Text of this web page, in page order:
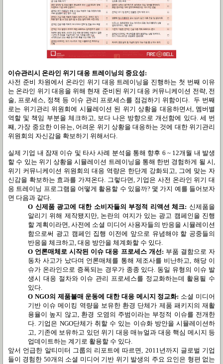
이슈관리시 온라인 위기 대응 트레이닝의 중요성:
사전 준비 차원에서 온라인 위기 대응 트레이닝을 진행하는 첫 번째 이유
는 온라인 위기 대응을 위해 현재 준비된 위기 대응 커뮤니케이션 전략, 전
술, 프로세스, 정책 등 이슈 관리 프로세스를 점검하기 위함이다. 두 번째
로는 위기관리 위원회에 시뮬레이션 된 위기 상황을 대응하면서, 멤버별
역할 및 책임 부분을 체크하고, 보다 나은 방향으로 개선함에 있다. 세 번
째, 가장 중요한 이유는, 어려운 위기 상황을 대응하는 것에 대한 위기관리
위원회의 자신감을 확보하기 위해서다.
실제 기업 내 잠재 이슈 및 타사 사례 분석을 통해 향후 6 ~ 12개월 내 발생
할 수 있는 위기 상황을 시뮬레이션 트레이닝을 통해 한번 경험하게 될 시,
위기 커뮤니케이션 위원회의 대응 역량은 한단계 강화되고, 그에 맞는 자
신감을 확보하는 효과를 가져온다. 그렇다면, 기업은 사전 온라인 위기 대
응 트레이닝 프로그램을 어떻게 활용할 수 있을까? 몇 가지 예를 들어보자
면 다음과 같다.
O 신제품 광고에 대한 소비자들의 부정적 리액션 체크: 신제품을
알리기 위해 제작됐지만, 논란의 여지가 있는 광고 캠페인을 진행
할 계획이라면, 사전에 소셜 미디어 사용자들의 반응을 시뮬레이션
함으로써 광고 캠페인 집행 이전에 앞으로 유념해야 할 공중들의
반응을 체크하고, 대응 방안을 체계화할 수 있다.
O 언론매체로 시작된 이슈 대응 프로세스 개선: 부품 결함으로 자
동차 사고가 났다며 언론매체를 통해 제조사를 비난하고, 해당 이
슈가 온라인으로 증폭되는 경우가 종종 있다. 동일 유형의 이슈 발
생시 대응 절차와 이슈 관리 프로세스를 정교화하는데 활용될 수
있다.
O NGO의 제품불매 운동에 대한 대응 메시지 정교화: 소셜 미디어
기반 이슈 메이킹 역량을 보유한 환경 단체가 제품 패키지의 재활
용율이 높지 않고, 환경 오염의 주범이라는 부정적 이슈를 전개한
다. 기업은 NGO단체가 취할 수 있는 이슈화 방안을 시뮬레이션하
고, 기존에 보유하고 있던 위기 대응 매뉴얼과 대응 핵심 메시지 등
업데이트하는 계기로 활용할 수 있다.
앞서 언급한 알티미터 그룹의 리포트에 따르면, 2011년까지 글로벌 기업
들이 경험한 50개의 소셜 미디어 기반 위기 발생의 주요 요인은 형편 없는